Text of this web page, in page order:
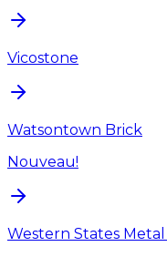
Vicostone
Watsontown Brick
Nouveau!
Western States